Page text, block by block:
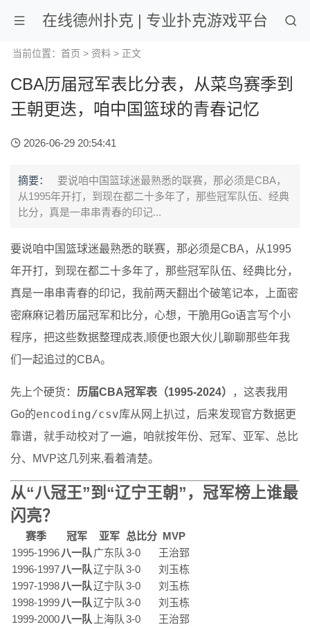
在线德州扑克 | 专业扑克游戏平台
当前位置： 首页 > 资料 > 正文
CBA历届冠军表比分表，从菜鸟赛季到
王朝更迭，咱中国篮球的青春记忆
2026-06-29 20:54:41
摘要：
要说咱中国篮球迷最熟悉的联赛，那必须是CBA，
从1995年开打，到现在都二十多年了，那些冠军队伍、经典
比分，真是一串串青春的印记...
要说咱中国篮球迷最熟悉的联赛，那必须是CBA，从1995
年开打，到现在都二十多年了，那些冠军队伍、经典比分，
真是一串串青春的印记，我前两天翻出个破笔记本，上面密
密麻麻记着历届冠军和比分，心想，干脆用Go语言写个小
程序，把这些数据整理成表,顺便也跟大伙儿聊聊那些年我
们一起追过的CBA。
先上个硬货： 历届CBA冠军表（1995-2024）
，这表我用
Go的encoding/csv库从网上扒过，后来发现官方数据更
靠谱，就手动校对了一遍，咱就按年份、冠军、亚军、总比
分、MVP这几列来,看着清楚。
从“八冠王”到“辽宁王朝”，冠军榜上谁最
闪亮？
赛季 冠军 亚军 总比分 MVP
1995-1996 八一队 广东队 3-0
王治郅
1996-1997 八一队辽宁队 3-0
刘玉栋
1997-1998 八一队辽宁队 3-0
刘玉栋
1998-1999 八一队辽宁队 3-0
刘玉栋
1999-2000 八一队 上海队 3-0
王治郅